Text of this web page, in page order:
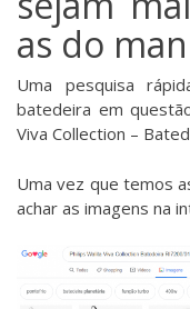
as do
Uma pesquisa
batedeira em
Viva Collection –
Uma vez que temos
achar as imagens na